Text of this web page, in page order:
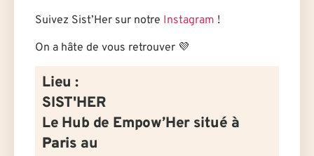
Suivez Sist’Her sur notre Instagram !
On a hâte de vous retrouver 💜
Lieu :
SIST'HER
Le Hub de Empow’Her situé à
Paris au